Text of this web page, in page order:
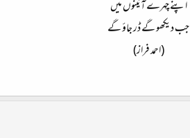
اپنے چہرے آئینوں میں
جب دیکھو گے ڈر جاؤ گے​
(احمد فراز)​